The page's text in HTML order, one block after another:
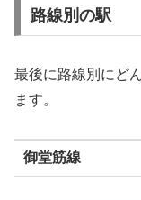
路線別の駅
最後に路線別にど
ます。
御堂筋線